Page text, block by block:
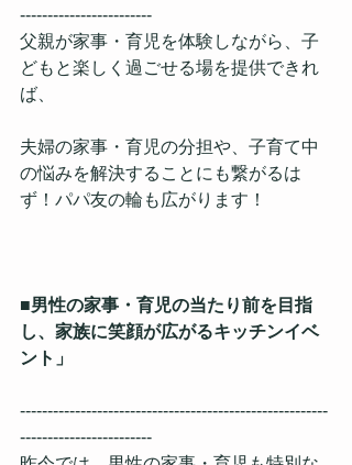
------------------------
父親が家事・育児を体験しながら、子
どもと楽しく過ごせる場を提供できれ
ば、
夫婦の家事・育児の分担や、子育て中
の悩みを解決することにも繋がるは
ず！パパ友の輪も広がります！
■男性の家事・育児の当たり前を目指
し、家族に笑顔が広がるキッチンイベ
ント」
--------------------------------------------------------
------------------------